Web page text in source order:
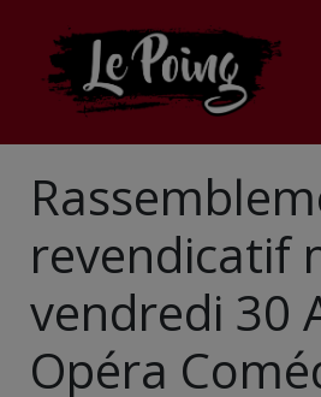
revendicatif
vendredi 30
Opéra